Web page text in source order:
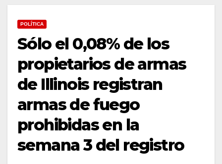
POLÍTICA
Sólo el 0,08% de los
propietarios de armas
de Illinois registran
armas de fuego
prohibidas en la
semana 3 del registro